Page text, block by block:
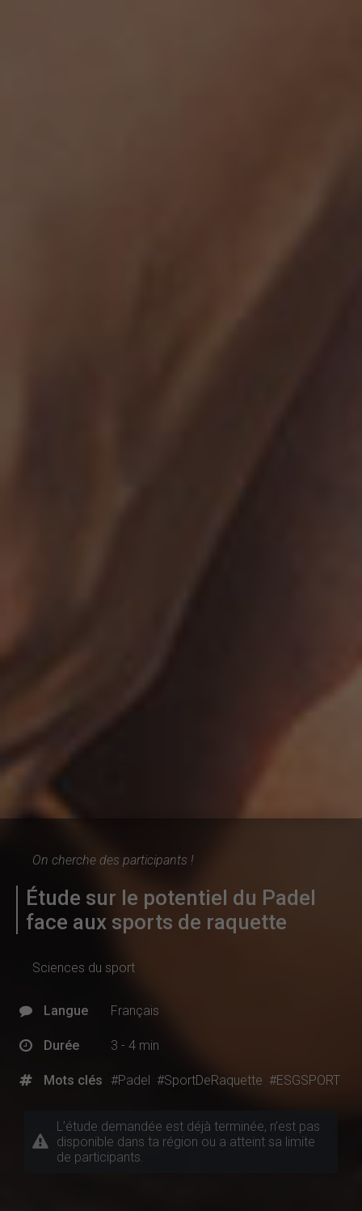
On cherche des participants !
Étude sur le potentiel du Padel
face aux sports de raquette
Sciences du sport
Langue Français
Durée 3 - 4 min
Mots clés #Padel #SportDeRaquette #ESGSPORT
L’étude demandée est déjà terminée, n’est pas
disponible dans ta région ou a atteint sa limite
de participants.